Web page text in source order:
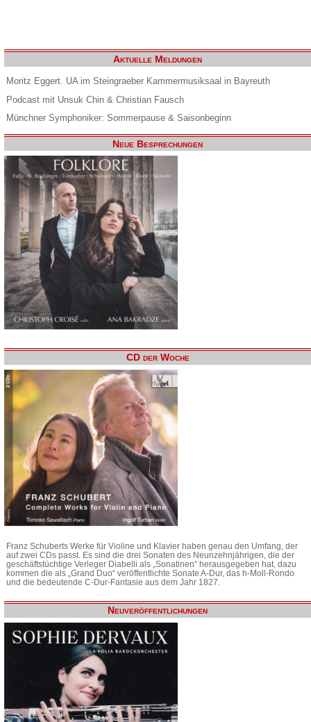
Aktuelle Meldungen
Moritz Eggert. UA im Steingraeber Kammermusiksaal in Bayreuth
Podcast mit Unsuk Chin & Christian Fausch
Münchner Symphoniker: Sommerpause & Saisonbeginn
Neue Besprechungen
CD der Woche
Franz Schuberts Werke für Violine und Klavier haben genau den Umfang, der
auf zwei CDs passt. Es sind die drei Sonaten des Neunzehnjährigen, die der
geschäftstüchtige Verleger Diabelli als „Sonatinen“ herausgegeben hat, dazu
kommen die als „Grand Duo“ veröffentlichte Sonate A-Dur, das h-Moll-Rondo
und die bedeutende C-Dur-Fantasie aus dem Jahr 1827.
Neuveröffentlichungen